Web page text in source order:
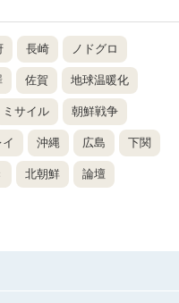
長崎 ノドグロ
佐賀 地球温暖化
ミサイル 朝鮮戦争
沖縄 広島 下関
北朝鮮 論壇